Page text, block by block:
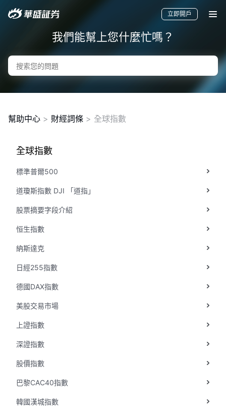
要聞
快訊
美股
港股
新股
概述
AM 資產管理服務
ECM 股權資本市場服務
FICC 固定收益、外匯和大宗商品服務
WM 財富管理服務
立即開戶
我們能幫上您什麼忙嗎？
幫助中心 > 財經詞條 > 全球指數
全球指數
標準普爾500
道瓊斯指數 DJI 「道指」
股票摘要字段介紹
恒生指數
納斯達克
日經255指數
德國DAX指數
美股交易市場
上證指數
深證指數
股價指數
巴黎CAC40指數
韓國漢城指數